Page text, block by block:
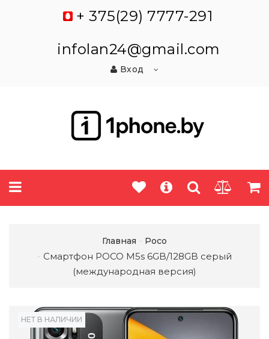
+ 375(29) 7777-291
infolan24@gmail.com
Вход
Главная Poco
Смартфон POCO M5s 6GB/128GB серый
(международная версия)
НЕТ В НАЛИЧИИ